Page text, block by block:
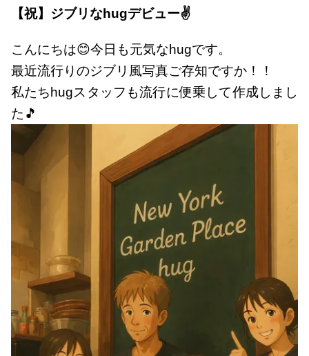
【祝】ジブリなhugデビュー✌
こんにちは😊今日も元気なhugです。
最近流行りのジブリ風写真ご存知ですか！！
私たちhugスタッフも流行に便乗して作成しまし
た🎵